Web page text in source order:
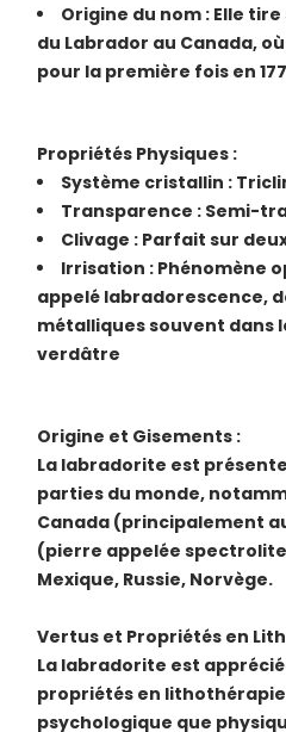
Origine du nom : Elle
du Labrador au Canada,
pour la première fois en
Propriétés Physiques :
Système cristallin :
Transparence : Semi-
Clivage : Parfait sur
Irrisation : Phénomène
appelé labradorescence,
métalliques souvent dans
verdâtre
Origine et Gisements :
La labradorite est
parties du monde,
Canada (principalement
(pierre appelée
Mexique, Russie, Norvège.
Vertus et Propriétés en
La labradorite est
propriétés en
psychologique que